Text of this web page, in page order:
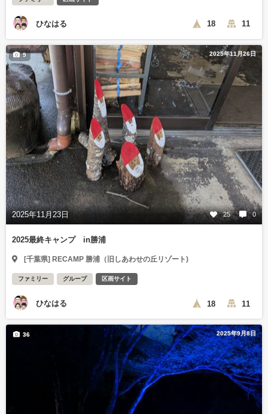
ひなはる 18 11
2025年11月26日
2025年11月23日 25 0
9
2025最終キャンプ in勝浦
[千葉県] RECAMP 勝浦（旧しあわせの丘リゾート)
ファミリー グループ 区画サイト
ひなはる 18 11
2025年9月8日
36